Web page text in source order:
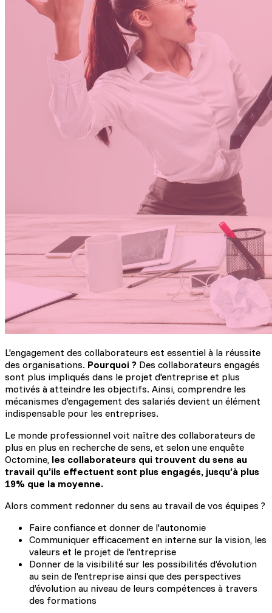
L'engagement des collaborateurs est essentiel à la réussite
des organisations. Pourquoi ? Des collaborateurs engagés
sont plus impliqués dans le projet d'entreprise et plus
motivés à atteindre les objectifs. Ainsi, comprendre les
mécanismes d’engagement des salariés devient un élément
indispensable pour les entreprises.
Le monde professionnel voit naître des collaborateurs de
plus en plus en recherche de sens, et selon une enquête
Octomine, les collaborateurs qui trouvent du sens au
travail qu’ils effectuent sont plus engagés, jusqu’à plus
19% que la moyenne.
Alors comment redonner du sens au travail de vos équipes ?
Faire confiance et donner de l'autonomie
Communiquer efficacement en interne sur la vision, les
valeurs et le projet de l'entreprise
Donner de la visibilité sur les possibilités d’évolution
au sein de l'entreprise ainsi que des perspectives
d’évolution au niveau de leurs compétences à travers
des formations